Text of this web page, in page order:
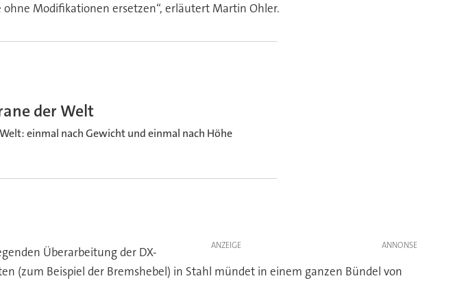
Modifikationen ersetzen“, erläutert Martin Ohler.
der Welt
einmal nach Gewicht und einmal nach Höhe
ANZEIGE
Überarbeitung der DX-
(zum Beispiel der Bremshebel) in Stahl mündet in einem ganzen Bündel von